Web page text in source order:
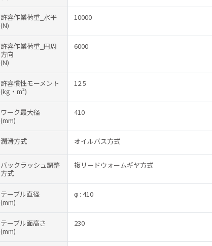
許容作業荷重_水平
(N)
10000
許容作業荷重_円周
方向
(N)
6000
許容慣性モーメント
(kg・m²)
12.5
ワーク最大径
(mm)
410
潤滑方式 オイルバス方式
バックラッシュ調整
方式
複リードウォームギヤ方式
テーブル直径
(mm)
φ : 410
テーブル面高さ
(mm)
230